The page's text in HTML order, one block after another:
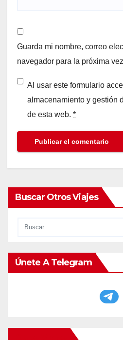
Guarda mi nombre, correo
navegador para la próxima
Al usar este formulario
almacenamiento y gestión
de esta web. *
Buscar Otros Viajes
Únete A Telegram